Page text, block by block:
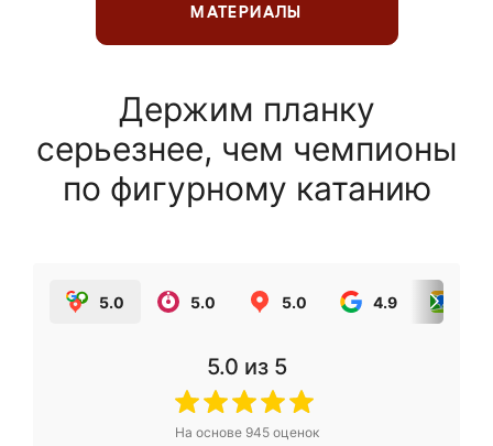
МАТЕРИАЛЫ
Держим планку
серьезнее, чем чемпионы
по фигурному катанию
5.0 5.0 5.0 4.9
5.0 из 5
На основе 945оценок